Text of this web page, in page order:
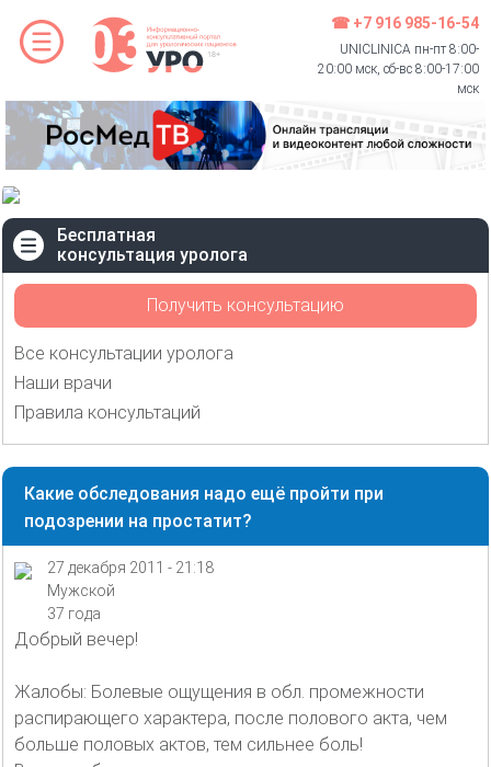
☎ +7 916 985-16-54
UNICLINICA пн-пт 8:00-
20:00 мск, сб-вс 8:00-17:00
мск
Бесплатная
консультация уролога
Получить консультацию
Все консультации уролога
Наши врачи
Правила консультаций
Какие обследования надо ещё пройти при
подозрении на простатит?
27 декабря 2011 - 21:18
Мужской
37 года
Добрый вечер!
Жалобы: Болевые ощущения в обл. промежности
распирающего характера, после полового акта, чем
больше половых актов, тем сильнее боль!